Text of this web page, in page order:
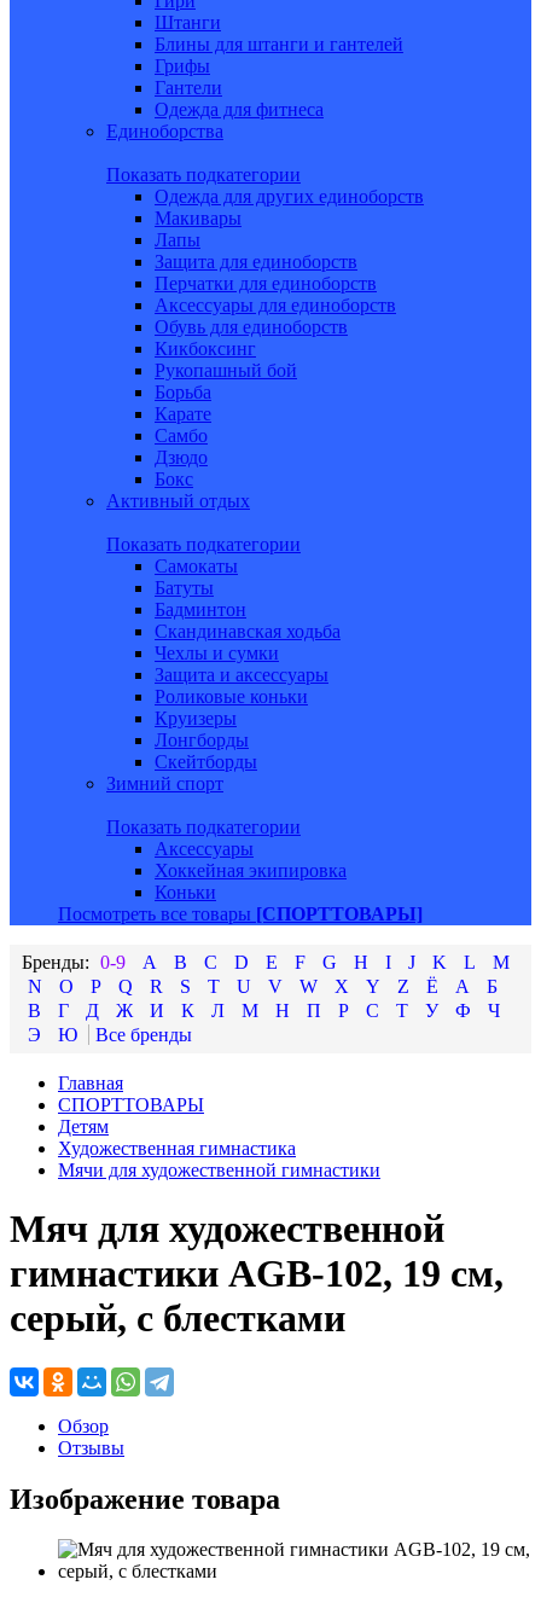
Штанги
Блины для штанги и гантелей
Грифы
Гантели
Одежда для фитнеса
Единоборства
Показать подкатегории
Одежда для других единоборств
Макивары
Лапы
Защита для единоборств
Перчатки для единоборств
Аксессуары для единоборств
Обувь для единоборств
Кикбоксинг
Рукопашный бой
Борьба
Карате
Самбо
Дзюдо
Бокс
Активный отдых
Показать подкатегории
Самокаты
Батуты
Бадминтон
Скандинавская ходьба
Чехлы и сумки
Защита и аксессуары
Роликовые коньки
Круизеры
Лонгборды
Скейтборды
Зимний спорт
Показать подкатегории
Аксессуары
Хоккейная экипировка
Коньки
Посмотреть все товары [СПОРТТОВАРЫ]
0-9 A B C D E F G H I J K L
M
N
O P Q R S T U V W X Y Z Ё А
Б
В
Г Д Ж И К Л М Н П Р С Т У Ф
Ч
Э
Ю
Главная
СПОРТТОВАРЫ
Детям
Художественная гимнастика
Мячи для художественной гимнастики
Мяч для художественной
гимнастики AGB-102, 19 см,
серый, с блестками
Обзор
Отзывы
Изображение товара